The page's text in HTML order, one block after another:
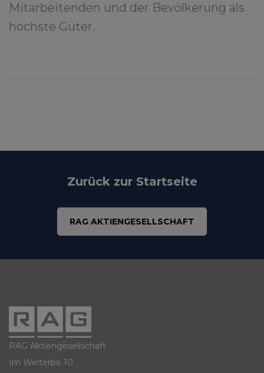
Mitarbeitenden und der Bevölkerung als
höchste Güter.
Zurück zur Startseite
RAG AKTIENGESELLSCHAFT
RAG Aktiengesellschaft
Im Welterbe 10